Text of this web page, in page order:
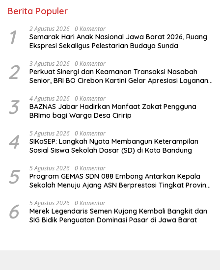
Berita Populer
1 2 Agustus 2026 0 Komentar
Semarak Hari Anak Nasional Jawa Barat 2026, Ruang
Ekspresi Sekaligus Pelestarian Budaya Sunda
2 3 Agustus 2026 0 Komentar
Perkuat Sinergi dan Keamanan Transaksi Nasabah
Senior, BRI BO Cirebon Kartini Gelar Apresiasi Layanan
3 4 Agustus 2026 0 Komentar
BAZNAS Jabar Hadirkan Manfaat Zakat Pengguna
BRImo bagi Warga Desa Ciririp
4 5 Agustus 2026 0 Komentar
SIKaSEP: Langkah Nyata Membangun Keterampilan
Sosial Siswa Sekolah Dasar (SD) di Kota Bandung
5 5 Agustus 2026 0 Komentar
Program GEMAS SDN 088 Embong Antarkan Kepala
Sekolah Menuju Ajang ASN Berprestasi Tingkat Provinsi
6 5 Agustus 2026 0 Komentar
Merek Legendaris Semen Kujang Kembali Bangkit dan
SIG Bidik Penguatan Dominasi Pasar di Jawa Barat